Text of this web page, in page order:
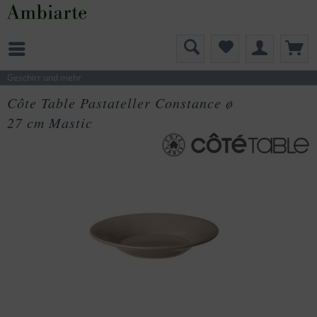
Geschirr und mehr
Côte Table Pastateller Constance ø
27 cm Mastic